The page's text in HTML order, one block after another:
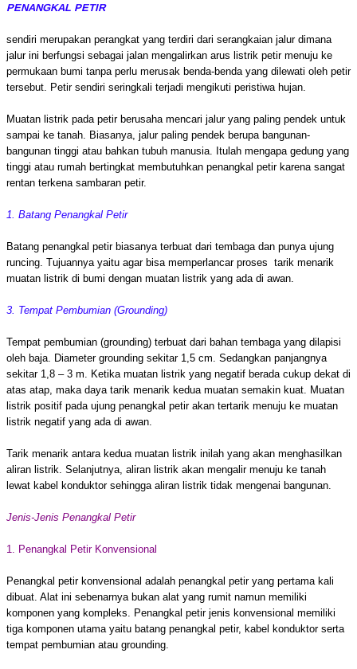
PENANGKAL PETIR
sendiri merupakan perangkat yang terdiri dari serangkaian jalur dimana
jalur ini berfungsi sebagai jalan mengalirkan arus listrik petir menuju ke
permukaan bumi tanpa perlu merusak benda-benda yang dilewati oleh petir
tersebut. Petir sendiri seringkali terjadi mengikuti peristiwa hujan.
Muatan listrik pada petir berusaha mencari jalur yang paling pendek untuk
sampai ke tanah. Biasanya, jalur paling pendek berupa bangunan-
bangunan tinggi atau bahkan tubuh manusia. Itulah mengapa gedung yang
tinggi atau rumah bertingkat membutuhkan penangkal petir karena sangat
rentan terkena sambaran petir.
1. Batang Penangkal Petir
Batang penangkal petir biasanya terbuat dari tembaga dan punya ujung
runcing. Tujuannya yaitu agar bisa memperlancar proses tarik menarik
muatan listrik di bumi dengan muatan listrik yang ada di awan.
3. Tempat Pembumian (Grounding)
Tempat pembumian (grounding) terbuat dari bahan tembaga yang dilapisi
oleh baja. Diameter grounding sekitar 1,5 cm. Sedangkan panjangnya
sekitar 1,8 – 3 m. Ketika muatan listrik yang negatif berada cukup dekat di
atas atap, maka daya tarik menarik kedua muatan semakin kuat. Muatan
listrik positif pada ujung penangkal petir akan tertarik menuju ke muatan
listrik negatif yang ada di awan.
Tarik menarik antara kedua muatan listrik inilah yang akan menghasilkan
aliran listrik. Selanjutnya, aliran listrik akan mengalir menuju ke tanah
lewat kabel konduktor sehingga aliran listrik tidak mengenai bangunan.
Jenis-Jenis Penangkal Petir
1. Penangkal Petir Konvensional
Penangkal petir konvensional adalah penangkal petir yang pertama kali
dibuat. Alat ini sebenarnya bukan alat yang rumit namun memiliki
komponen yang kompleks. Penangkal petir jenis konvensional memiliki
tiga komponen utama yaitu batang penangkal petir, kabel konduktor serta
tempat pembumian atau grounding.